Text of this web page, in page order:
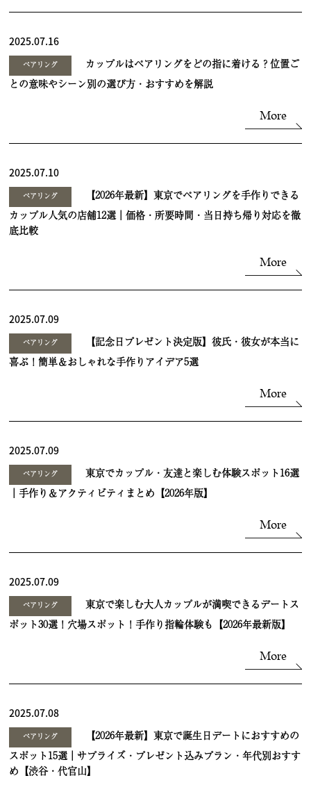
2025.07.16
ペアリング
カップルはペアリングをどの指に着ける？位置ご
との意味やシーン別の選び方・おすすめを解説
More
2025.07.10
ペアリング
【2026年最新】東京でペアリングを手作りできる
カップル人気の店舗12選｜価格・所要時間・当日持ち帰り対応を徹
底比較
More
2025.07.09
ペアリング
【記念日プレゼント決定版】彼氏・彼女が本当に
喜ぶ！簡単＆おしゃれな手作りアイデア5選
More
2025.07.09
ペアリング
東京でカップル・友達と楽しむ体験スポット16選
｜手作り＆アクティビティまとめ【2026年版】
More
2025.07.09
ペアリング
東京で楽しむ大人カップルが満喫できるデートス
ポット30選！穴場スポット！手作り指輪体験も【2026年最新版】
More
2025.07.08
ペアリング
【2026年最新】東京で誕生日デートにおすすめの
スポット15選｜サプライズ・プレゼント込みプラン・年代別おすす
め【渋谷・代官山】